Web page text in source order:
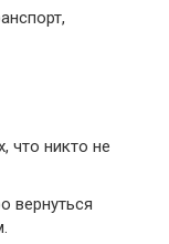
что никто не
вернуться